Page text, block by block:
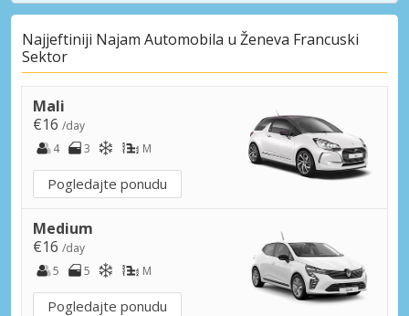
Najjeftiniji Najam Automobila u Ženeva Francuski
Sektor
Mali
€16 /day
4
3 M
Pogledajte ponudu
Medium
€16 /day
5
5 M
Pogledajte ponudu